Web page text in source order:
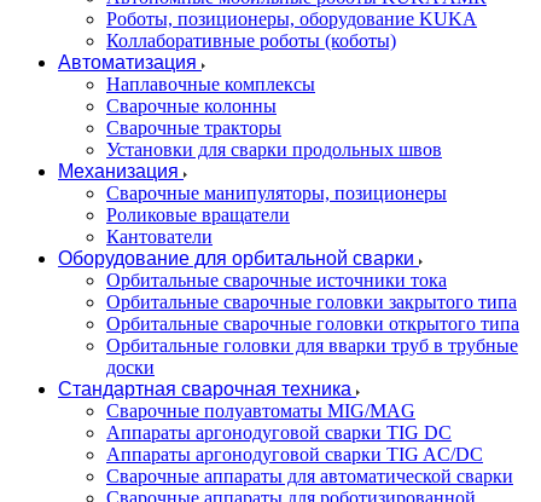
Роботы, позиционеры, оборудование KUKA
Коллаборативные роботы (коботы)
Автоматизация
Наплавочные комплексы
Сварочные колонны
Сварочные тракторы
Установки для сварки продольных швов
Механизация
Сварочные манипуляторы, позиционеры
Роликовые вращатели
Кантователи
Оборудование для орбитальной сварки
Орбитальные сварочные источники тока
Орбитальные сварочные головки закрытого типа
Орбитальные сварочные головки открытого типа
Орбитальные головки для вварки труб в трубные
доски
Стандартная сварочная техника
Сварочные полуавтоматы MIG/MAG
Аппараты аргонодуговой сварки TIG DC
Аппараты аргонодуговой сварки TIG AC/DC
Сварочные аппараты для автоматической сварки
Сварочные аппараты для роботизированной